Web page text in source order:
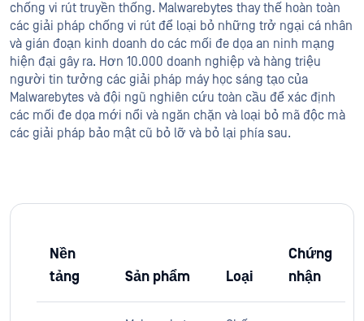
chống vi rút truyền thống. Malwarebytes thay thế hoàn toàn
các giải pháp chống vi rút để loại bỏ những trở ngại cá nhân
và gián đoạn kinh doanh do các mối đe dọa an ninh mạng
hiện đại gây ra. Hơn 10.000 doanh nghiệp và hàng triệu
người tin tưởng các giải pháp máy học sáng tạo của
Malwarebytes và đội ngũ nghiên cứu toàn cầu để xác định
các mối đe dọa mới nổi và ngăn chặn và loại bỏ mã độc mà
các giải pháp bảo mật cũ bỏ lỡ và bỏ lại phía sau.
Nền
tảng
Sản phẩm Loại
Chứng
nhận